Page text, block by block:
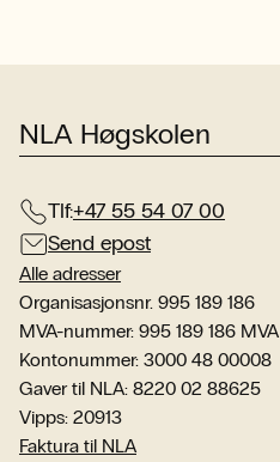
NLA Høgskolen
Tlf:+47 55 54 07 00
Send epost
Alle adresser
Organisasjonsnr. 995 189 186
MVA-nummer: 995 189 186 MVA
Kontonummer: 3000 48 00008
Gaver til NLA: 8220 02 88625
Vipps: 20913
Faktura til NLA